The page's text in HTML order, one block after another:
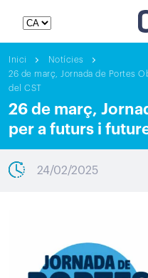
Inici
Notícies
26 de març, Jornada de Portes
del CST
26 de març,
per a futurs i
24/02/2025